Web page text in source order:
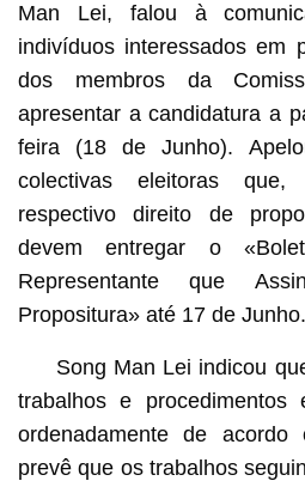
Man Lei, falou à
indivíduos interessados em
dos membros da
apresentar a candidatura a
feira (18 de Junho).
colectivas eleitoras
respectivo direito de
devem entregar o
Representante que
Propositura» até 17 de Junho.
Song Man Lei indicou
trabalhos e procedimentos
ordenadamente de
prevê que os trabalhos